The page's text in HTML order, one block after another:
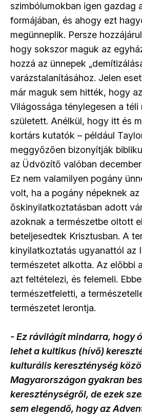
szimbólumokban igen gazdag
formájában, és ahogy ezt
megünneplik. Persze
hogy sokszor maguk az
hozzá az ünnepek
varázstalanításához. Jelen
már maguk sem hitték, hogy
Világossága ténylegesen a téli
született. Anélkül, hogy itt és
kortárs kutatók – például
meggyőzően bizonyítják
az Üdvözítő valóban
Ez nem valamilyen pogány
volt, ha a pogány népeknek az
őskinyilatkoztatásban adott
azoknak a természetbe oltott
beteljesedtek Krisztusban. A
kinyilatkoztatás ugyanattól az
természetet alkotta. Az előbbi
azt feltételezi, és felemeli.
természetfeletti, a
természetet lerontja.
- Ez rávilágít mindarra, hogy
lehet a kultikus (hívő)
kulturális kereszténység
Magyarországon gyakran
kereszténységről, de ezek
sem elegendő, hogy az